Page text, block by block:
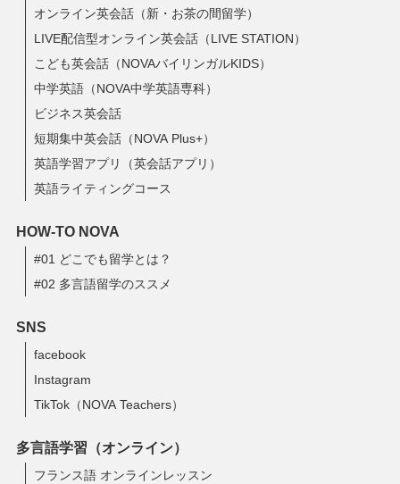
オンライン英会話（新・お茶の間留学）
LIVE配信型オンライン英会話（LIVE STATION）
こども英会話（NOVAバイリンガルKIDS）
中学英語（NOVA中学英語専科）
ビジネス英会話
短期集中英会話（NOVA Plus+）
英語学習アプリ（英会話アプリ）
英語ライティングコース
HOW-TO NOVA
#01 どこでも留学とは？
#02 多言語留学のススメ
SNS
facebook
Instagram
TikTok（NOVA Teachers）
多言語学習（オンライン）
フランス語 オンラインレッスン